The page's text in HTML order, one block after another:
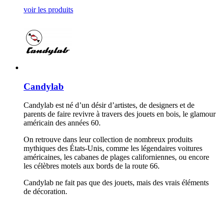
voir les produits
Candylab
Candylab est né d’un désir d’artistes, de designers et de
parents de faire revivre à travers des jouets en bois, le glamour
américain des années 60.
On retrouve dans leur collection de nombreux produits
mythiques des États-Unis, comme les légendaires voitures
américaines, les cabanes de plages californiennes, ou encore
les célèbres motels aux bords de la route 66.
Candylab ne fait pas que des jouets, mais des vrais éléments
de décoration.